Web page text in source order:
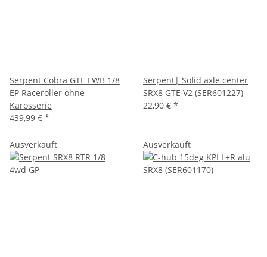
Serpent Cobra GTE LWB 1/8
EP Raceroller ohne
Karosserie
439,99 € *
Serpent| Solid axle center
SRX8 GTE V2 (SER601227)
22,90 € *
Ausverkauft Ausverkauft